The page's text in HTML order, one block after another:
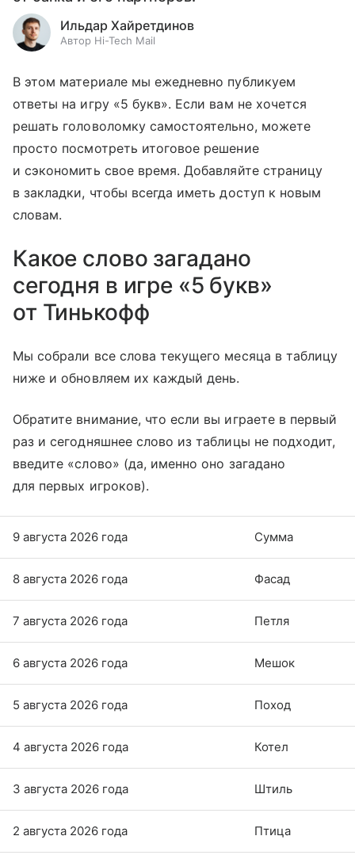
Ильдар Хайретдинов
Автор Hi-Tech Mail
В этом материале мы ежедневно публикуем
ответы на игру «5 букв». Если вам не хочется
решать головоломку самостоятельно, можете
просто посмотреть итоговое решение
и сэкономить свое время. Добавляйте страницу
в закладки, чтобы всегда иметь доступ к новым
словам.
Какое слово загадано
сегодня в игре «5 букв»
от Тинькофф
Мы собрали все слова текущего месяца в таблицу
ниже и обновляем их каждый день.
Обратите внимание, что если вы играете в первый
раз и сегодняшнее слово из таблицы не подходит,
введите «слово» (да, именно оно загадано
для первых игроков).
9 августа 2026 года Сумма
8 августа 2026 года Фасад
7 августа 2026 года Петля
6 августа 2026 года Мешок
5 августа 2026 года Поход
4 августа 2026 года Котел
3 августа 2026 года Штиль
2 августа 2026 года Птица